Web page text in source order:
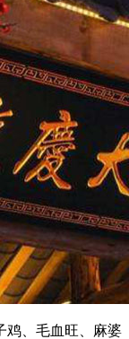
、毛血旺、麻婆